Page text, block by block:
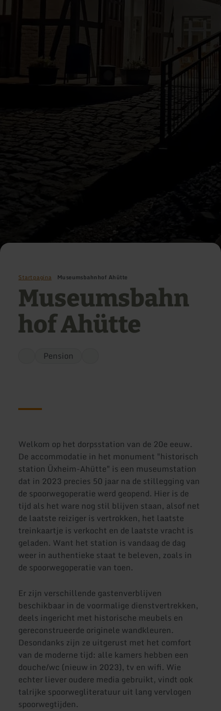
Startpagina Museumsbahnhof Ahütte
Museumsbahn
hof Ahütte
Pension
Welkom op het dorpsstation van de 20e eeuw.
De accommodatie in het monument "historisch
station Üxheim-Ahütte" is een museumstation
dat in 2023 precies 50 jaar na de stillegging van
de spoorwegoperatie werd geopend. Hier is de
tijd als het ware nog stil blijven staan, alsof net
de laatste reiziger is vertrokken, het laatste
treinkaartje is verkocht en de laatste vracht is
geladen. Want het station is vandaag de dag
weer in authentieke staat te beleven, zoals in
de spoorwegoperatie van toen.
Er zijn verschillende gastenverblijven
beschikbaar in de voormalige dienstvertrekken,
deels ingericht met historische meubels en
gereconstrueerde originele wandkleuren.
Desondanks zijn ze uitgerust met het comfort
van de moderne tijd: alle kamers hebben een
douche/wc (nieuw in 2023), tv en wifi. Wie
echter liever oudere media gebruikt, vindt ook
talrijke spoorwegliteratuur uit lang vervlogen
spoorwegtijden.